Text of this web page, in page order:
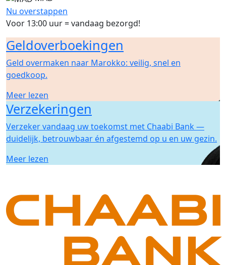
Nu overstappen
Voor 13:00 uur = vandaag bezorgd!
Geldoverboekingen
Geld overmaken naar Marokko: veilig, snel en
goedkoop.
Meer lezen
Verzekeringen
Verzeker vandaag uw toekomst met Chaabi Bank —
duidelijk, betrouwbaar én afgestemd op u en uw gezin.
Meer lezen